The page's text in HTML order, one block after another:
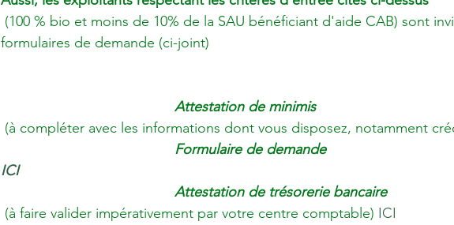
formulaires de demande (ci-joint)
Attestation de minimis
(à compléter avec les informations dont vous disposez, notamment
Formulaire de demande
ICI
Attestation de trésorerie bancaire
(à faire valider impérativement par votre centre comptable) ICI